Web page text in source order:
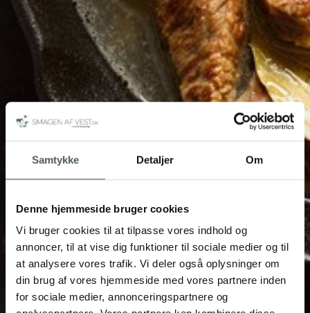
Samtykke Detaljer Om
Denne hjemmeside bruger cookies
Vi bruger cookies til at tilpasse vores indhold og
annoncer, til at vise dig funktioner til sociale medier og til
at analysere vores trafik. Vi deler også oplysninger om
din brug af vores hjemmeside med vores partnere inden
for sociale medier, annonceringspartnere og